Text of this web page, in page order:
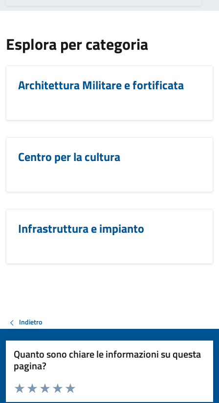
Esplora per categoria
Architettura Militare e fortificata
Centro per la cultura
Infrastruttura e impianto
Indietro
Quanto sono chiare le informazioni su questa
pagina?
Valuta da 1 a 5 stelle la pagina
Valuta 5 stelle su 5
Valuta 4 stelle su 5
Valuta 3 stelle su 5
Valuta 2 stelle su 5
Valuta 1 stelle su 5